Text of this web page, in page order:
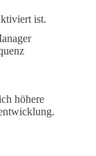
ist.
höhere